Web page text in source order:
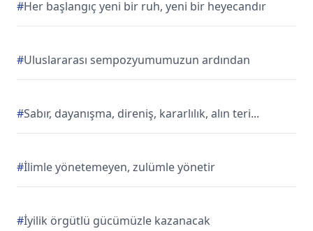
#Her başlangıç yeni bir ruh, yeni bir heyecandır
#Uluslararası sempozyumumuzun ardından
#Sabır, dayanışma, direniş, kararlılık, alın teri...
#İlimle yönetemeyen, zulümle yönetir
#İyilik örgütlü gücümüzle kazanacak